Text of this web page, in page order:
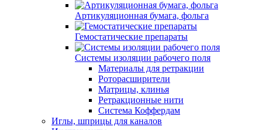
Артикуляционная бумага, фольга
Гемостатические препараты
Системы изоляции рабочего поля
Материалы для ретракции
Роторасширители
Матрицы, клинья
Ретракционные нити
Система Коффердам
Иглы, шприцы для каналов